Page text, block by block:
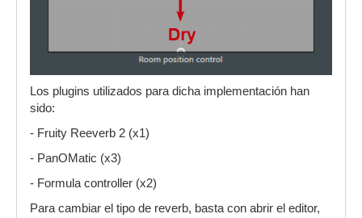
Los plugins utilizados para dicha implementación han
sido:
- Fruity Reeverb 2 (x1)
- PanOMatic (x3)
- Formula controller (x2)
Para cambiar el tipo de reverb, basta con abrir el editor,